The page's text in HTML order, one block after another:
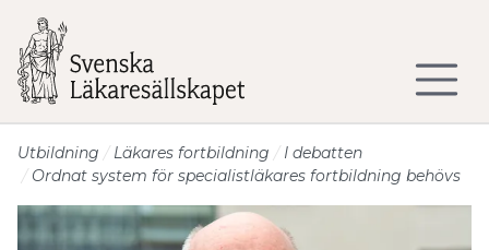
Utbildning Läkares fortbildning
I debatten
Ordnat system för specialistläkares fortbildning behövs